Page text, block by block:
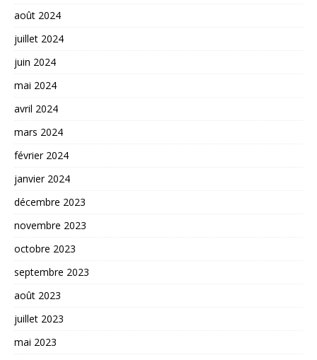
août 2024
juillet 2024
juin 2024
mai 2024
avril 2024
mars 2024
février 2024
janvier 2024
décembre 2023
novembre 2023
octobre 2023
septembre 2023
août 2023
juillet 2023
mai 2023